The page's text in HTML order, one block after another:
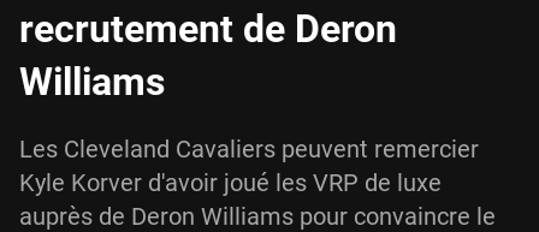
recrutement de Deron
Williams
Les Cleveland Cavaliers peuvent remercier
Kyle Korver d'avoir joué les VRP de luxe
auprès de Deron Williams pour convaincre le